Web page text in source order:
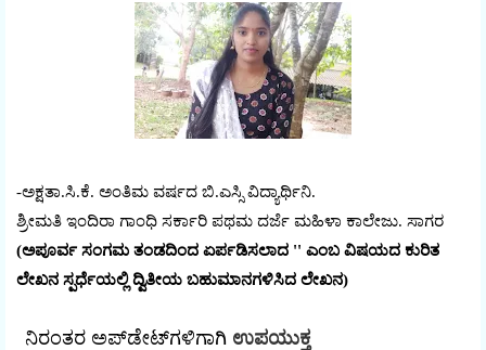
-ಅಕ್ಷತಾ.ಸಿ.ಕೆ. ಅಂತಿಮ ವರ್ಷದ ಬಿ.ಎಸ್ಸಿ ವಿದ್ಯಾರ್ಥಿನಿ.
ಶ್ರೀಮತಿ ಇಂದಿರಾ ಗಾಂಧಿ ಸರ್ಕಾರಿ ಪಥಮ ದರ್ಜೆ ಮಹಿಳಾ ಕಾಲೇಜು. ಸಾಗರ
(ಅಪೂರ್ವ ಸಂಗಮ ತಂಡದಿಂದ ಏರ್ಪಡಿಸಲಾದ '' ಎಂಬ ವಿಷಯದ ಕುರಿತ
ಲೇಖನ ಸ್ಪರ್ಧೆಯಲ್ಲಿ ದ್ವಿತೀಯ ಬಹುಮಾನಗಳಿಸಿದ ಲೇಖನ)
ನಿರಂತರ ಅಪ್‌ಡೇಟ್‌ಗಳಿಗಾಗಿ ಉಪಯುಕ್ತ